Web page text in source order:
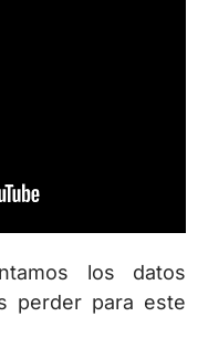
los datos
perder para este